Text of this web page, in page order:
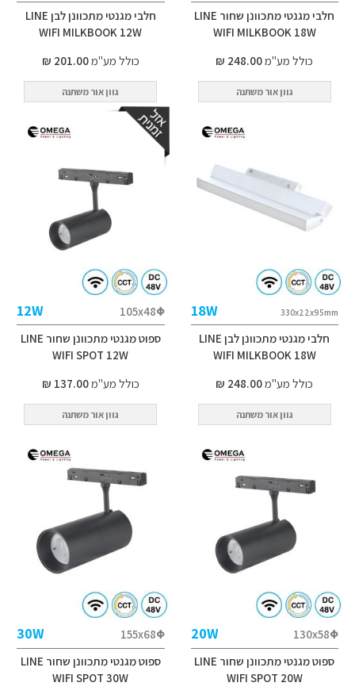
חלבי מגנטי מתכוונן שחור LINE
WIFI MILKBOOK 18W
כולל מע"מ248.00 ₪
גוון אור משתנה
חלבי מגנטי מתכוונן לבן LINE
WIFI MILKBOOK 12W
כולל מע"מ201.00 ₪
גוון אור משתנה
330x22x95mm
18W
חלבי מגנטי מתכוונן לבן LINE
WIFI MILKBOOK 18W
כולל מע"מ248.00 ₪
גוון אור משתנה
105x48Φ
12W
ספוט מגנטי מתכוונן שחור LINE
WIFI SPOT 12W
כולל מע"מ137.00 ₪
גוון אור משתנה
130x58Φ
20W
ספוט מגנטי מתכוונן שחור LINE
WIFI SPOT 20W
155x68Φ
30W
ספוט מגנטי מתכוונן שחור LINE
WIFI SPOT 30W